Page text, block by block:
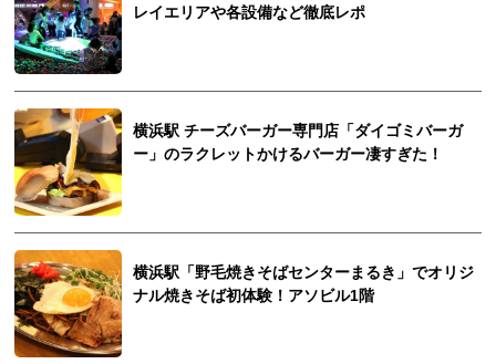
レイエリアや各設備など徹底レポ
横浜駅 チーズバーガー専門店「ダイゴミバーガ
ー」のラクレットかけるバーガー凄すぎた！
横浜駅「野毛焼きそばセンターまるき」でオリジ
ナル焼きそば初体験！アソビル1階